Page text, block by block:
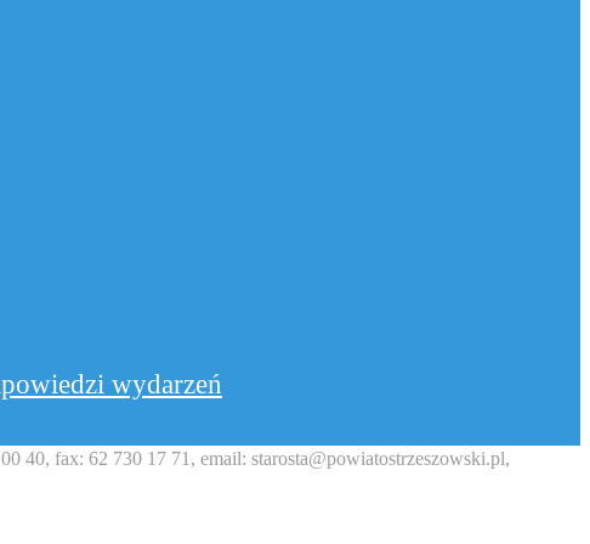
wydarzeń
40, fax: 62 730 17 71, email: starosta@powiatostrzeszowski.pl,